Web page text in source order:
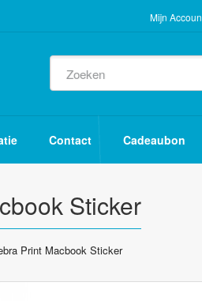
Mijn
Contact Cadeaubon
Sticker
Print Macbook Sticker